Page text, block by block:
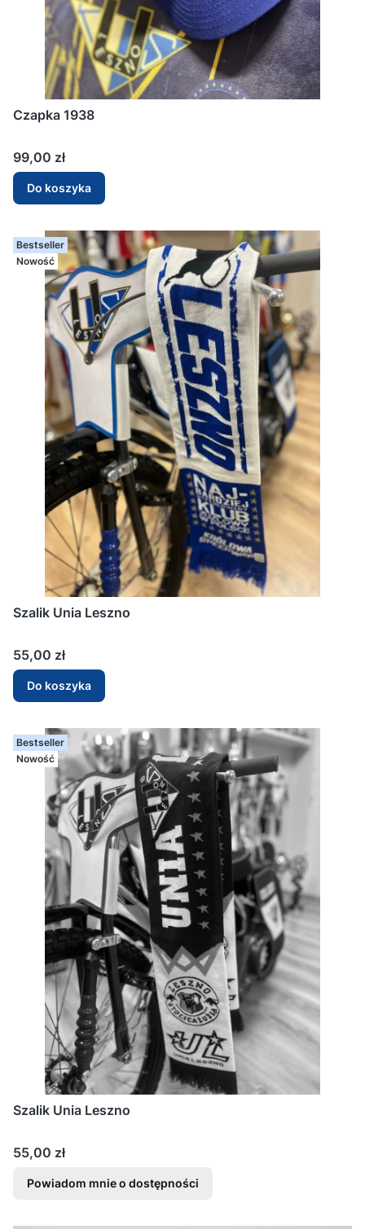
Czapka 1938
Cena
99,00 zł
Do koszyka
Bestseller
Nowość
Szalik Unia Leszno
Cena
55,00 zł
Do koszyka
Bestseller
Nowość
Szalik Unia Leszno
Cena
55,00 zł
Powiadom mnie o dostępności